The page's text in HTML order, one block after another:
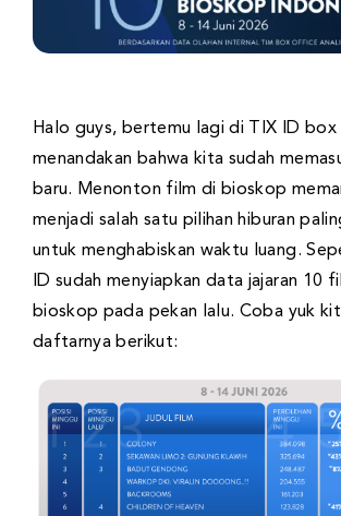
Halo guys, bertemu lagi di TIX ID
menandakan bahwa kita sudah
baru. Menonton film di bioskop
menjadi salah satu pilihan hiburan
untuk menghabiskan waktu luang.
ID sudah menyiapkan data jajaran 10
bioskop pada pekan lalu. Coba yuk
daftarnya berikut: